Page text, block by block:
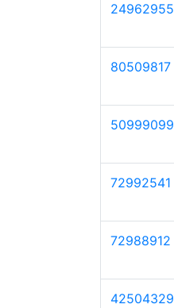
24962955
80509817
50999099
72992541
72988912
42504329